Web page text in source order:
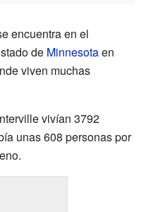
encuentra en el
de Minnesotaen
viven muchas
vivían 3792
unas 608 personas por